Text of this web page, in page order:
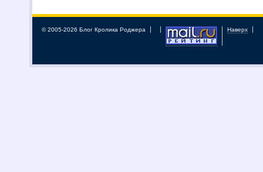
© 2005-2026 Блог Кролика Роджера Наверх